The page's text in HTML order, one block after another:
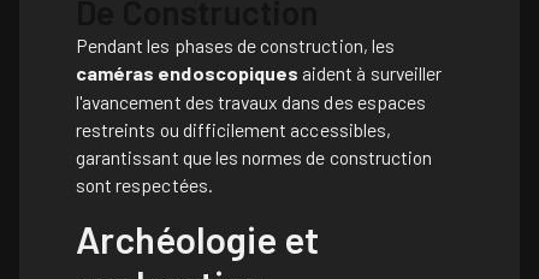
Pendant les phases de construction, les
caméras endoscopiques aident à surveiller
l'avancement des travaux dans des espaces
restreints ou difficilement accessibles,
garantissant que les normes de construction
sont respectées.
Archéologie et